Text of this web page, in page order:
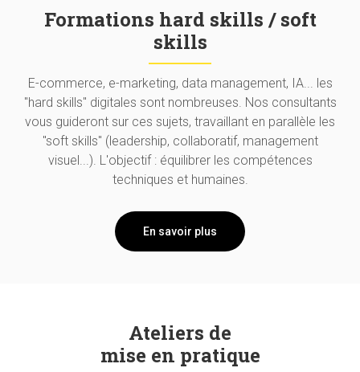
Formations hard skills / soft
skills
E-commerce, e-marketing, data management, IA... les
"hard skills" digitales sont nombreuses. Nos consultants
vous guideront sur ces sujets, travaillant en parallèle les
"soft skills" (leadership, collaboratif, management
visuel...). L'objectif : équilibrer les compétences
techniques et humaines.
En savoir plus
Ateliers de
mise en pratique